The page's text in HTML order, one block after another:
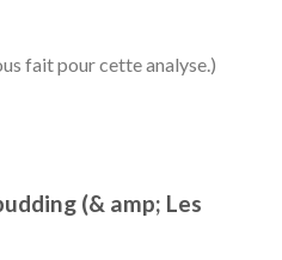
fait pour cette analyse.)
(& amp; Les